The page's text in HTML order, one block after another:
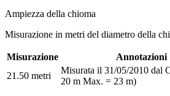
Ampiezza della chioma
Misurazione in metri del diametro della
Misurazione Annotazioni
21.50 metri
Misurata il 31/05/2010 dal
20 m Max. = 23 m)